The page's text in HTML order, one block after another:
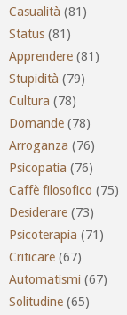
Casualità (81)
Status (81)
Apprendere (81)
Stupidità (79)
Cultura (78)
Domande (78)
Arroganza (76)
Psicopatia (76)
Caffè filosofico (75)
Desiderare (73)
Psicoterapia (71)
Criticare (67)
Automatismi (67)
Solitudine (65)